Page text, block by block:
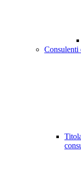
Consulenti